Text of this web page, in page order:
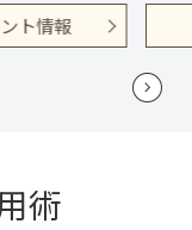
ト情報
術